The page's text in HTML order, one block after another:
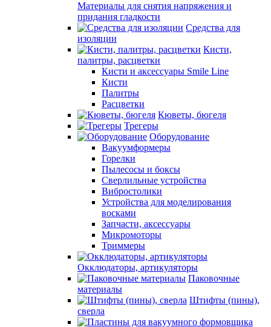
Материалы для снятия напряжения и
придания гладкости
Средства для
изоляции
Кисти,
палитры, расцветки
Кисти и аксессуары Smile Line
Кисти
Палитры
Расцветки
Кюветы, бюгеля
Трегеры
Оборудование
Вакуумформеры
Горелки
Пылесосы и боксы
Сверлильные устройства
Вибростолики
Устройства для моделирования
восками
Запчасти, аксессуары
Микромоторы
Триммеры
Окклюдаторы, артикуляторы
Паковочные
материалы
Штифты (пины),
сверла